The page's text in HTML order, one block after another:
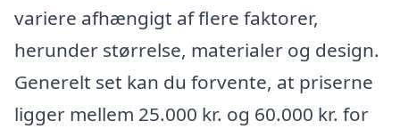
variere afhængigt af flere faktorer,
herunder størrelse, materialer og design.
Generelt set kan du forvente, at priserne
ligger mellem 25.000 kr. og 60.000 kr. for